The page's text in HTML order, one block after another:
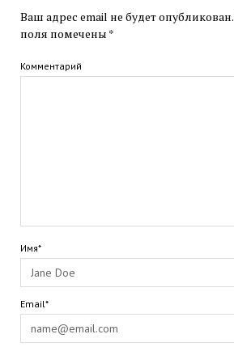
Ваш адрес email не будет опубликован.
поля помечены *
Комментарий
Имя*
Email*